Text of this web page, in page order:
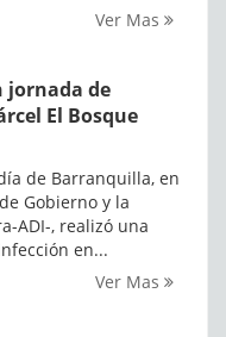
Ver Mas
jornada de
El Bosque
de Barranquilla, en
Gobierno y la
ADI-, realizó una
en...
Ver Mas